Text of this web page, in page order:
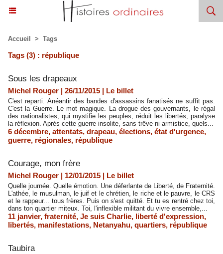
Accueil > Tags
Tags (3) : république
Sous les drapeaux
Michel Rouger | 26/11/2015 | Le billet
C'est reparti. Anéantir des bandes d'assassins fanatisés ne suffit pas.
C'est la Guerre. Le mot magique. La drogue des gouvernants, le régal
des nationalistes, qui mystifie les peuples, réduit les libertés, paralyse
la réflexion. Après cette guerre insolite, sans trêve ni armistice, quels...
6 décembre, attentats, drapeau, élections, état d'urgence,
guerre, régionales, république
​Courage, mon frère
Michel Rouger | 12/01/2015 | Le billet
Quelle journée. Quelle émotion. Une déferlante de Liberté, de Fraternité.
L'athée, le musulman, le juif et le chrétien, le riche et le pauvre, le CRS
et le rappeur... tous frères. Puis on s'est quitté. Et tu es rentré chez toi,
dans ton quartier miteux. Toi, l'inflexible militant du vivre ensemble,...
11 janvier, fraternité, Je suis Charlie, liberté d'expression,
libertés, manifestations, Netanyahu, quartiers, république
Taubira